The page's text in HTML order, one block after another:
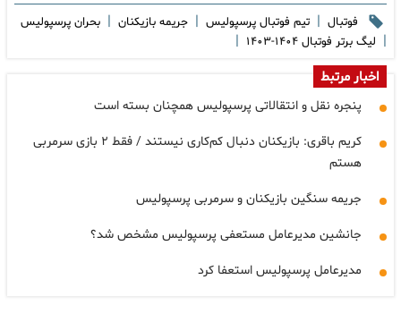
فوتبال | تیم فوتبال پرسپولیس | جریمه بازیکنان | بحران پرسپولیس
| لیگ برتر فوتبال ۱۴۰۴-۱۴۰۳ |
اخبار مرتبط
پنجره نقل و انتقالاتی پرسپولیس همچنان بسته است
کریم باقری: بازیکنان دنبال کم‌کاری نیستند / فقط ۲ بازی سرمربی
هستم
جریمه سنگین بازیکنان و سرمربی پرسپولیس
جانشین مدیرعامل مستعفی پرسپولیس مشخص شد؟
مدیرعامل پرسپولیس استعفا کرد